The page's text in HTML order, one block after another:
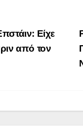
Είχε
από τον